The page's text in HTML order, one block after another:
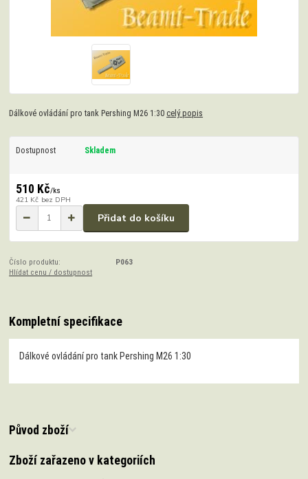
Dálkové ovládání pro tank Pershing M26 1:30 celý popis
Dostupnost Skladem
510 Kč/ks
421 Kč bez DPH
Přidat do košíku
Číslo produktu:
P063
Hlídat cenu / dostupnost
Kompletní specifikace
Dálkové ovládání pro tank Pershing M26 1:30
Původ zboží
Zboží zařazeno v kategoriích